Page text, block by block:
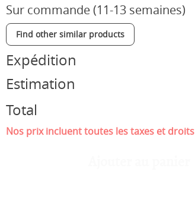
Sur commande (11-13 semaines)
Find other similar products
Expédition
Estimation
Total
Nos prix incluent toutes les taxes et droits